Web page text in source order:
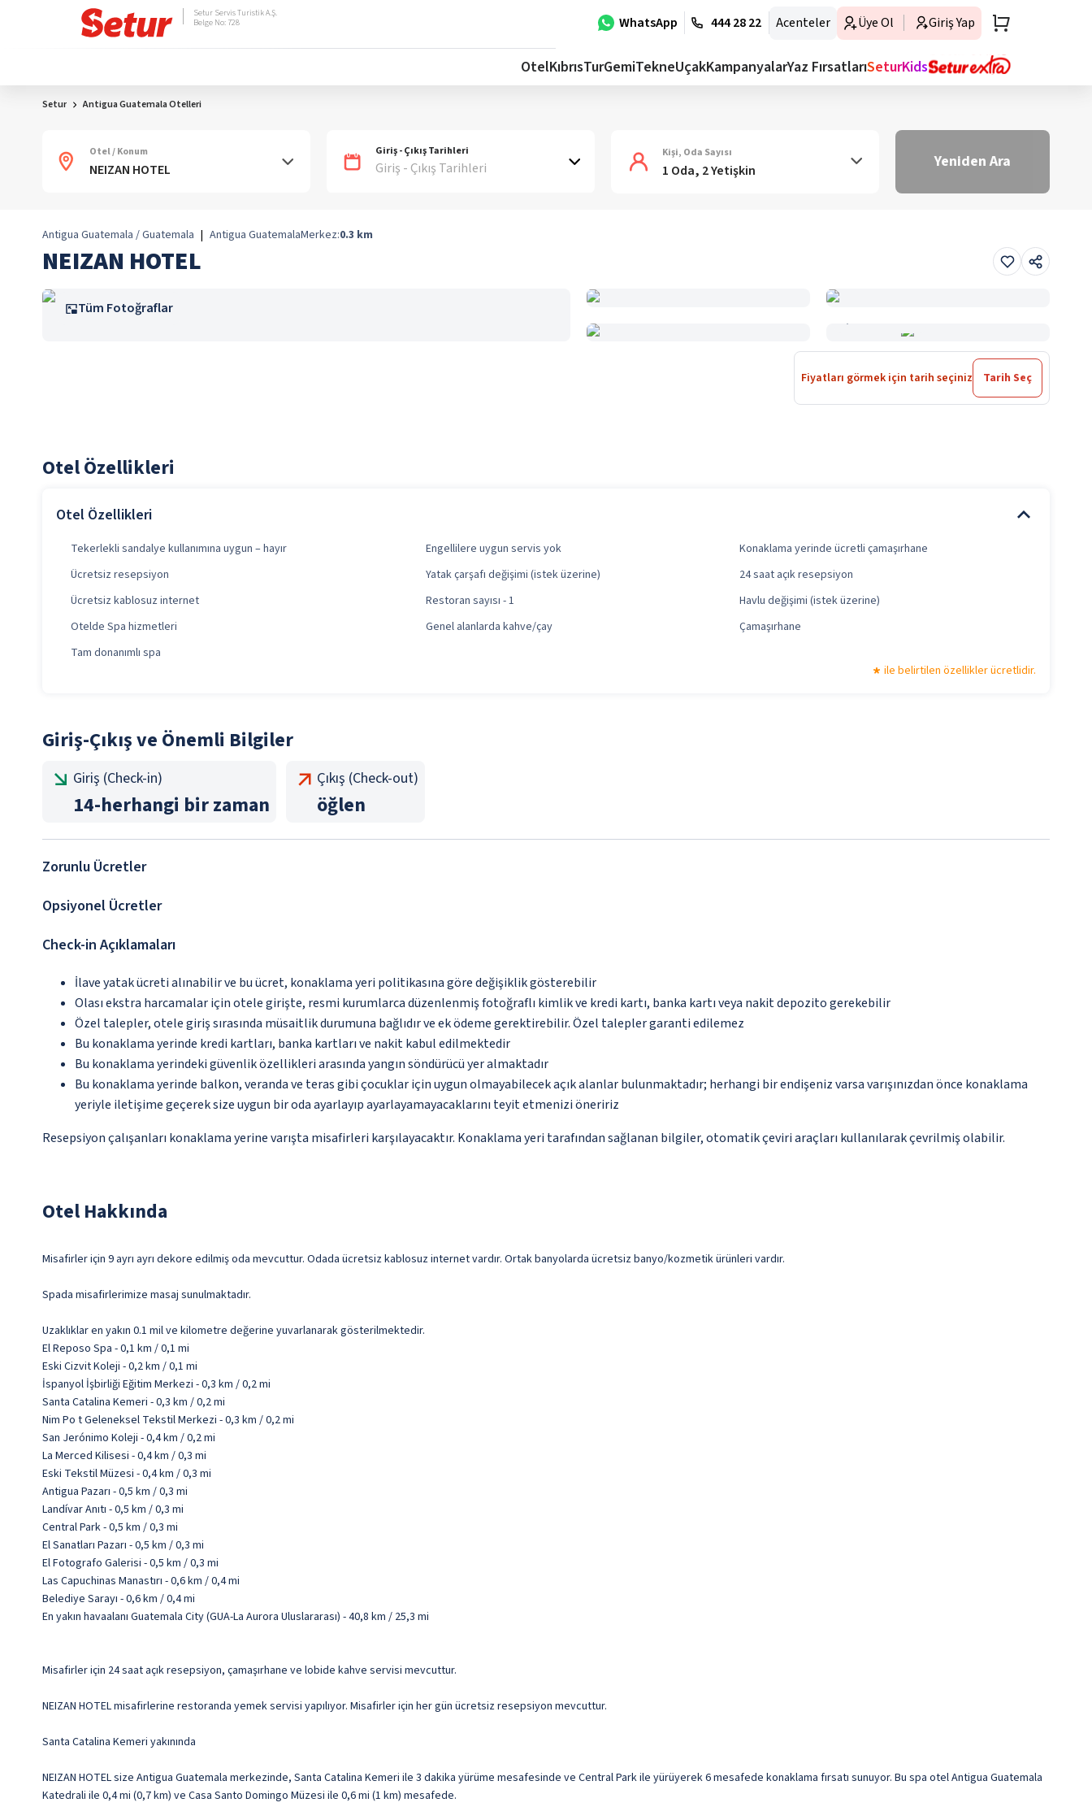
WhatsApp 444 28 22 Acenteler Üye Ol Giriş Yap
Setur Servis Turistik A.Ş.
Belge No: 728
OtelKıbrısTurGemiTekneUçakKampanyalarYaz FırsatlarıSeturKids
Setur Antigua Guatemala Otelleri
Otel / Konum Giriş - Çıkış Tarihleri
Giriş - Çıkış Tarihleri
Kişi, Oda Sayısı
1 Oda, 2 Yetişkin Yeniden Ara
Antigua Guatemala / Guatemala | Antigua GuatemalaMerkez:0.3 km
NEIZAN HOTEL
Tüm Fotoğraflar
Fiyatları görmek için tarih seçiniz Tarih Seç
Otel Özellikleri
Otel Özellikleri
Tekerlekli sandalye kullanımına uygun – hayır Engellilere uygun servis yok
Konaklama yerinde ücretli çamaşırhane
Ücretsiz resepsiyon
Yatak çarşafı değişimi (istek üzerine)
24 saat açık resepsiyon
Ücretsiz kablosuz internet
Restoran sayısı - 1
Havlu değişimi (istek üzerine)
Otelde Spa hizmetleri
Genel alanlarda kahve/çay
Çamaşırhane
Tam donanımlı spa
ile belirtilen özellikler ücretlidir.
Giriş-Çıkış ve Önemli Bilgiler
Giriş (Check-in)
14-herhangi bir zaman
Çıkış (Check-out)
öğlen
Zorunlu Ücretler
Opsiyonel Ücretler
Check-in Açıklamaları
İlave yatak ücreti alınabilir ve bu ücret, konaklama yeri politikasına göre değişiklik gösterebilir
Olası ekstra harcamalar için otele girişte, resmi kurumlarca düzenlenmiş fotoğraflı kimlik ve kredi kartı, banka kartı veya nakit depozito gerekebilir
Özel talepler, otele giriş sırasında müsaitlik durumuna bağlıdır ve ek ödeme gerektirebilir. Özel talepler garanti edilemez
Bu konaklama yerinde kredi kartları, banka kartları ve nakit kabul edilmektedir
Bu konaklama yerindeki güvenlik özellikleri arasında yangın söndürücü yer almaktadır
Bu konaklama yerinde balkon, veranda ve teras gibi çocuklar için uygun olmayabilecek açık alanlar bulunmaktadır; herhangi bir endişeniz varsa varışınızdan önce konaklama
yeriyle iletişime geçerek size uygun bir oda ayarlayıp ayarlayamayacaklarını teyit etmenizi öneririz
Resepsiyon çalışanları konaklama yerine varışta misafirleri karşılayacaktır. Konaklama yeri tarafından sağlanan bilgiler, otomatik çeviri araçları kullanılarak çevrilmiş olabilir.
Otel Hakkında
Misafirler için 9 ayrı ayrı dekore edilmiş oda mevcuttur. Odada ücretsiz kablosuz internet vardır. Ortak banyolarda ücretsiz banyo/kozmetik ürünleri vardır.
Spada misafirlerimize masaj sunulmaktadır.
Uzaklıklar en yakın 0.1 mil ve kilometre değerine yuvarlanarak gösterilmektedir.
El Reposo Spa - 0,1 km / 0,1 mi
Eski Cizvit Koleji - 0,2 km / 0,1 mi
İspanyol İşbirliği Eğitim Merkezi - 0,3 km / 0,2 mi
Santa Catalina Kemeri - 0,3 km / 0,2 mi
Nim Po t Geleneksel Tekstil Merkezi - 0,3 km / 0,2 mi
San Jerónimo Koleji - 0,4 km / 0,2 mi
La Merced Kilisesi - 0,4 km / 0,3 mi
Eski Tekstil Müzesi - 0,4 km / 0,3 mi
Antigua Pazarı - 0,5 km / 0,3 mi
Landívar Anıtı - 0,5 km / 0,3 mi
Central Park - 0,5 km / 0,3 mi
El Sanatları Pazarı - 0,5 km / 0,3 mi
El Fotografo Galerisi - 0,5 km / 0,3 mi
Las Capuchinas Manastırı - 0,6 km / 0,4 mi
Belediye Sarayı - 0,6 km / 0,4 mi
En yakın havaalanı Guatemala City (GUA-La Aurora Uluslararası) - 40,8 km / 25,3 mi
Misafirler için 24 saat açık resepsiyon, çamaşırhane ve lobide kahve servisi mevcuttur.
NEIZAN HOTEL misafirlerine restoranda yemek servisi yapılıyor. Misafirler için her gün ücretsiz resepsiyon mevcuttur.
Santa Catalina Kemeri yakınında
NEIZAN HOTEL size Antigua Guatemala merkezinde, Santa Catalina Kemeri ile 3 dakika yürüme mesafesinde ve Central Park ile yürüyerek 6 mesafede konaklama fırsatı sunuyor. Bu spa otel Antigua Guatemala
Katedrali ile 0,4 mi (0,7 km) ve Casa Santo Domingo Müzesi ile 0,6 mi (1 km) mesafede.